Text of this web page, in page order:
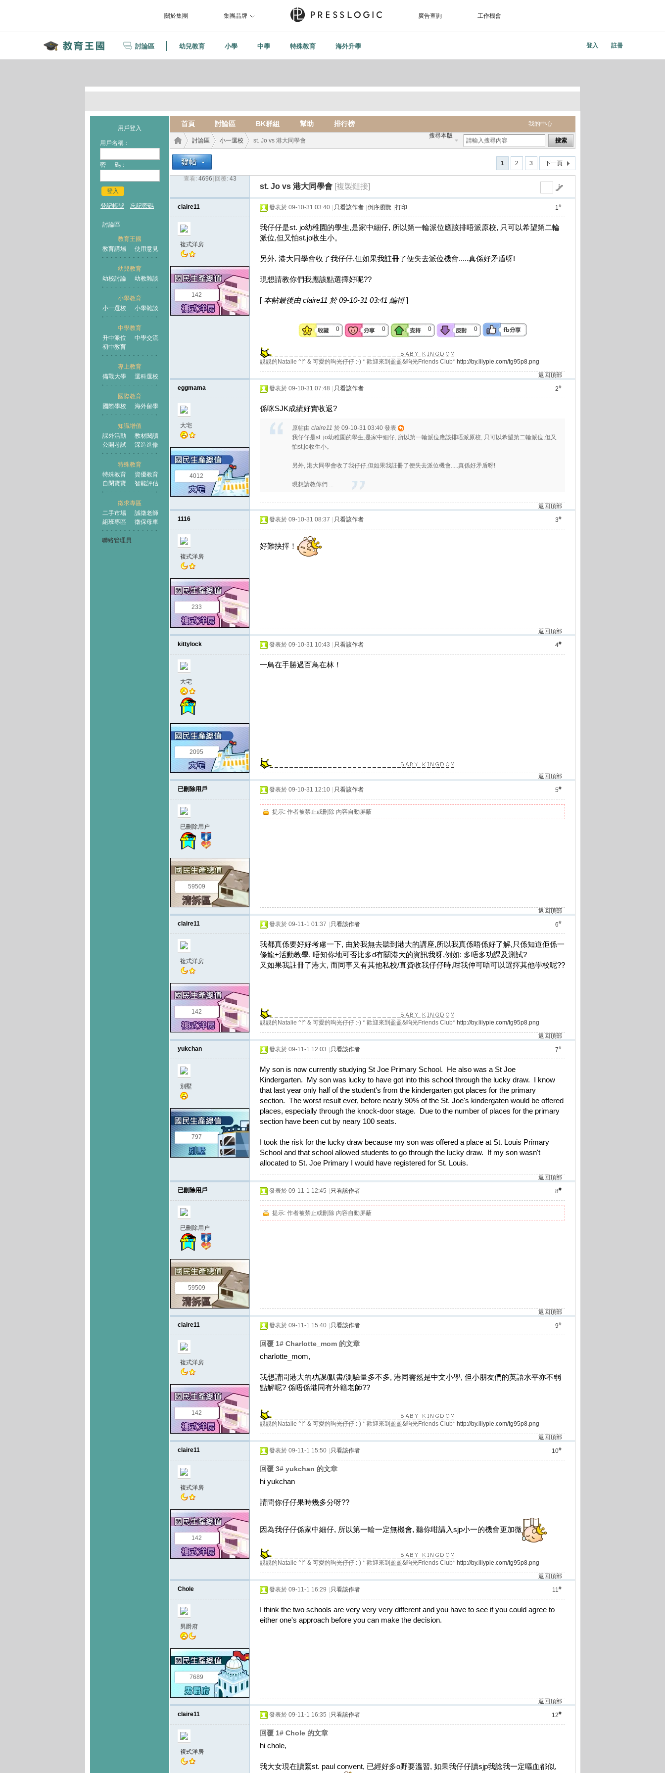
關於集團 集團品牌 廣告查詢 工作機會
討論區 幼兒教育 小學 中學 特殊教育 海外升學 登入 註冊
用戶登入
用戶名稱：
密 碼：
登入
登記帳號 忘記密碼
討論區
教育王國
教育講場
使用意見
幼兒教育
幼校討論
幼教雜談
小學教育
小一選校
小學雜談
中學教育
升中派位
中學交流
初中教育
專上教育
備戰大學
選科選校
國際教育
國際學校
海外留學
知識增值
課外活動
教材閱讀
公開考試
深造進修
特殊教育
特殊教育
資優教育
自閉寶寶
智能評估
徵求專區
二手市場
誠徵老師
組班專區
徵保母車
聯絡管理員
我的中心
首頁 討論區 BK群組 幫助 排行榜
搜尋本版
搜索
王國
›
討論區
›
小一選校 st. Jo vs 港大同學會
1 2 3 下一頁
查看: 4696 回覆: 43
st. Jo vs 港大同學會 [複製鏈接]
claire11
複式洋房
142
1#
發表於 09-10-31 03:40 只看該作者 倒序瀏覽 打印
我仔仔是st. jo幼稚園的學生,是家中細仔, 所以第一輪派位應該排唔派原校, 只可以希望第二輪
派位,但又怕st.jo收生小。
另外, 港大同學會收了我仔仔,但如果我註冊了便失去派位機會.....真係好矛盾呀!
現想請教你們我應該點選擇好呢??
[ 本帖最後由 claire11 於 09-10-31 03:41 編輯]
0 0 0 0
靚靚的Natalie ^!^ & 可愛的昫光仔仔 :-) * 歡迎來到盈盈&昫光Friends Club* http://by.lilypie.com/tg95p8.png
返回頂部
eggmama
大宅
4012
2#
發表於 09-10-31 07:48 只看該作者
係咪SJK成績好實收返?
原帖由 claire11 於 09-10-31 03:40 發表
我仔仔是st. jo幼稚園的學生,是家中細仔, 所以第一輪派位應該排唔派原校, 只可以希望第二輪派位,但又
怕st.jo收生小。
另外, 港大同學會收了我仔仔,但如果我註冊了便失去派位機會.....真係好矛盾呀!
現想請教你們 ...
返回頂部
1116
複式洋房
233
3#
發表於 09-10-31 08:37 只看該作者
好難抉擇！
返回頂部
kittylock
大宅
2095
4#
發表於 09-10-31 10:43 只看該作者
一鳥在手勝過百鳥在林！
返回頂部
已刪除用戶
已刪除用户
59509
5#
發表於 09-10-31 12:10 只看該作者
提示: 作者被禁止或刪除 內容自動屏蔽
返回頂部
claire11
複式洋房
142
6#
發表於 09-11-1 01:37 只看該作者
我都真係要好好考慮一下, 由於我無去聽到港大的講座,所以我真係唔係好了解,只係知道佢係一
條龍+活動教學, 唔知你地可否比多d有關港大的資訊我呀,例如: 多唔多功課及測試?
又如果我註冊了港大, 而同事又有其他私校/直資收我仔仔時,咁我仲可唔可以選擇其他學校呢??
靚靚的Natalie ^!^ & 可愛的昫光仔仔 :-) * 歡迎來到盈盈&昫光Friends Club* http://by.lilypie.com/tg95p8.png
返回頂部
yukchan
別墅
797
7#
發表於 09-11-1 12:03 只看該作者
My son is now currently studying St Joe Primary School. He also was a St Joe
Kindergarten. My son was lucky to have got into this school through the lucky draw. I know
that last year only half of the student's from the kindergarten got places for the primary
section. The worst result ever, before nearly 90% of the St. Joe's kindergaten would be offered
places, especially through the knock-door stage. Due to the number of places for the primary
section have been cut by neary 100 seats.
I took the risk for the lucky draw because my son was offered a place at St. Louis Primary
School and that school allowed students to go through the lucky draw. If my son wasn't
allocated to St. Joe Primary I would have registered for St. Louis.
返回頂部
已刪除用戶
已刪除用户
59509
8#
發表於 09-11-1 12:45 只看該作者
提示: 作者被禁止或刪除 內容自動屏蔽
返回頂部
claire11
複式洋房
142
9#
發表於 09-11-1 15:40 只看該作者
回覆 1# Charlotte_mom 的文章
charlotte_mom,
我想請問港大的功課/默書/測驗量多不多, 港同需然是中文小學, 但小朋友們的英語水平亦不弱
點解呢? 係唔係港同有外籍老師??
靚靚的Natalie ^!^ & 可愛的昫光仔仔 :-) * 歡迎來到盈盈&昫光Friends Club* http://by.lilypie.com/tg95p8.png
返回頂部
claire11
複式洋房
142
10#
發表於 09-11-1 15:50 只看該作者
回覆 3# yukchan 的文章
hi yukchan
請問你仔仔果時幾多分呀??
因為我仔仔係家中細仔, 所以第一輪一定無機會, 聽你咁講入sjp小一的機會更加微
靚靚的Natalie ^!^ & 可愛的昫光仔仔 :-) * 歡迎來到盈盈&昫光Friends Club* http://by.lilypie.com/tg95p8.png
返回頂部
Chole
男爵府
7689
11#
發表於 09-11-1 16:29 只看該作者
I think the two schools are very very very different and you have to see if you could agree to
either one's approach before you can make the decision.
返回頂部
claire11
複式洋房
12#
發表於 09-11-1 16:35 只看該作者
回覆 1# Chole 的文章
hi chole,
我大女現在讀緊st. paul convent, 已經好多o野要溫習, 如果我仔仔讀sjp我諗我一定嘔血都似,